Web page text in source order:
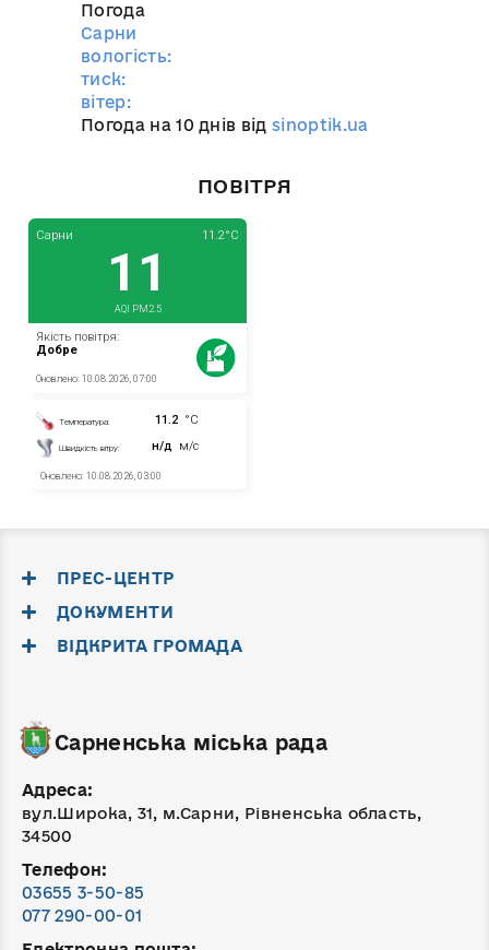
Погода
Сарни
вологість:
тиск:
вітер:
Погода на 10 днів відsinoptik.ua
ПОВІТРЯ
ПРЕС-ЦЕНТР
ДОКУМЕНТИ
ВІДКРИТА ГРОМАДА
Сарненська міська рада
Адреса:
вул.Широка, 31, м.Сарни, Рівненська область,
34500
Телефон:
03655 3-50-85
077 290-00-01